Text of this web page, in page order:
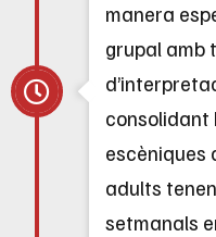
manera
grupal amb
escèniques
adults
setmanals